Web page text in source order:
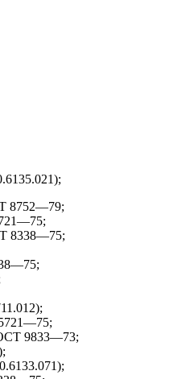
8752—79;
8338—75;
9833—73;